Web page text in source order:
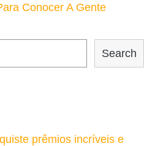
Conocer A Gente
Search
prêmios incríveis e